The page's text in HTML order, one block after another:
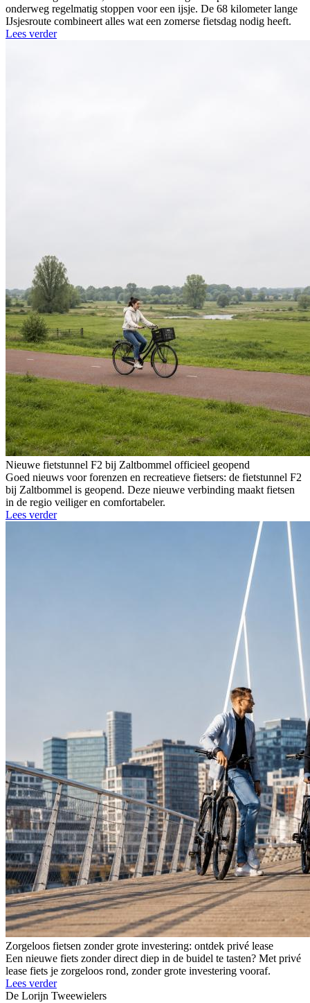
onderweg regelmatig stoppen voor een ijsje. De 68 kilometer lange
IJsjesroute combineert alles wat een zomerse fietsdag nodig heeft.
Lees verder
Nieuwe fietstunnel F2 bij Zaltbommel officieel geopend
Goed nieuws voor forenzen en recreatieve fietsers: de fietstunnel F2
bij Zaltbommel is geopend. Deze nieuwe verbinding maakt fietsen
in de regio veiliger en comfortabeler.
Lees verder
Zorgeloos fietsen zonder grote investering: ontdek privé lease
Een nieuwe fiets zonder direct diep in de buidel te tasten? Met privé
lease fiets je zorgeloos rond, zonder grote investering vooraf.
Lees verder
De Lorijn Tweewielers